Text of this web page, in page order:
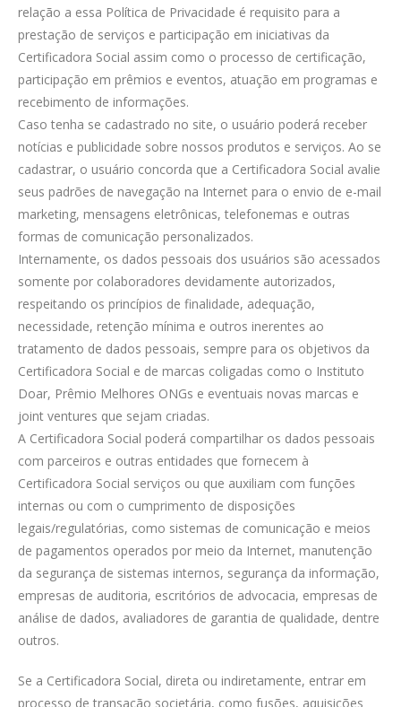
relação a essa Política de Privacidade é requisito para a
prestação de serviços e participação em iniciativas da
Certificadora Social assim como o processo de certificação,
participação em prêmios e eventos, atuação em programas e
recebimento de informações.
Caso tenha se cadastrado no site, o usuário poderá receber
notícias e publicidade sobre nossos produtos e serviços. Ao se
cadastrar, o usuário concorda que a Certificadora Social avalie
seus padrões de navegação na Internet para o envio de e-mail
marketing, mensagens eletrônicas, telefonemas e outras
formas de comunicação personalizados.
Internamente, os dados pessoais dos usuários são acessados
somente por colaboradores devidamente autorizados,
respeitando os princípios de finalidade, adequação,
necessidade, retenção mínima e outros inerentes ao
tratamento de dados pessoais, sempre para os objetivos da
Certificadora Social e de marcas coligadas como o Instituto
Doar, Prêmio Melhores ONGs e eventuais novas marcas e
joint ventures que sejam criadas.
A Certificadora Social poderá compartilhar os dados pessoais
com parceiros e outras entidades que fornecem à
Certificadora Social serviços ou que auxiliam com funções
internas ou com o cumprimento de disposições
legais/regulatórias, como sistemas de comunicação e meios
de pagamentos operados por meio da Internet, manutenção
da segurança de sistemas internos, segurança da informação,
empresas de auditoria, escritórios de advocacia, empresas de
análise de dados, avaliadores de garantia de qualidade, dentre
outros.
Se a Certificadora Social, direta ou indiretamente, entrar em
processo de transação societária, como fusões, aquisições